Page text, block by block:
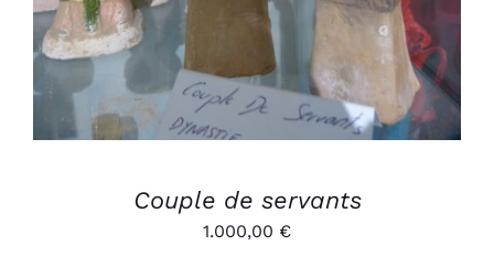
Couple de servants
1.000,00 €